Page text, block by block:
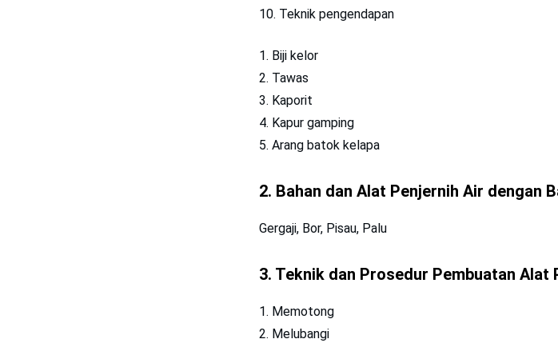
Teknik pengendapan
Biji kelor
Tawas
Kaporit
Kapur gamping
Arang batok kelapa
2. Bahan dan Alat Penjernih Air dengan
Gergaji, Bor, Pisau, Palu
3. Teknik dan Prosedur Pembuatan Alat
Memotong
Melubangi